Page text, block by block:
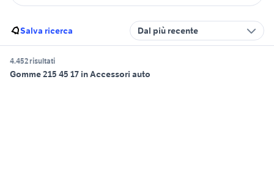
Salva ricerca Dal più recente
4.452 risultati
Gomme 215 45 17 in Accessori auto